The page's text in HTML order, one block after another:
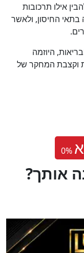
אילו תרכובות
בתאי החיסון, ולאשר
היוזמה
וקצבת המחקר של
0%
אותך